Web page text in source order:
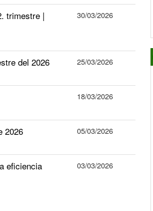
trimestre |
30/03/2026
del 2026 25/03/2026
18/03/2026
2026 05/03/2026
eficiencia
03/03/2026